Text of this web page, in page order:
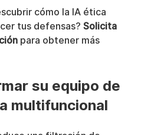
cómo la IA ética
tus defensas? Solicita
para obtener más
su equipo de
multifuncional